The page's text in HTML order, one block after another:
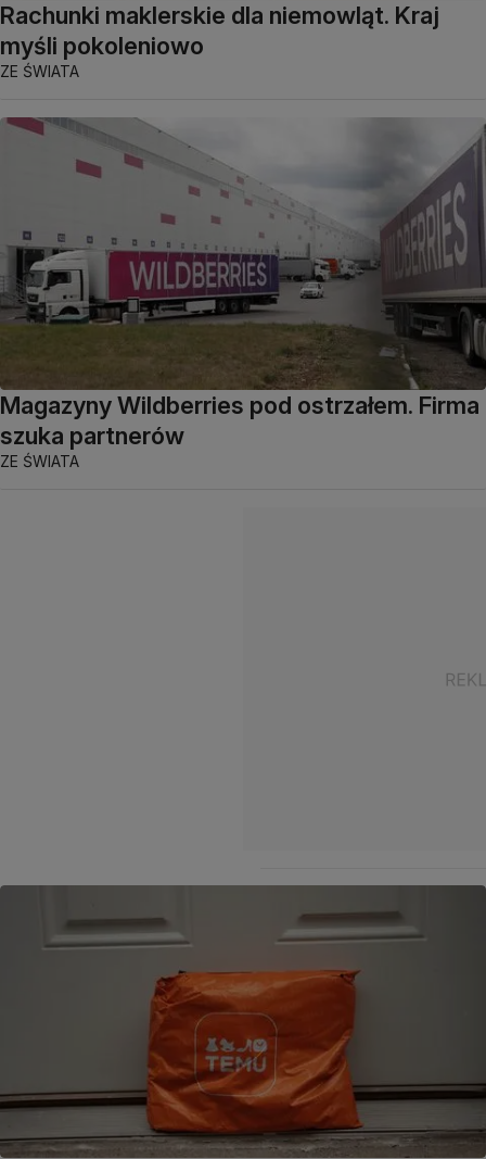
Rachunki maklerskie dla niemowląt. Kraj
myśli pokoleniowo
ZE ŚWIATA
Magazyny Wildberries pod ostrzałem. Firma
szuka partnerów
ZE ŚWIATA